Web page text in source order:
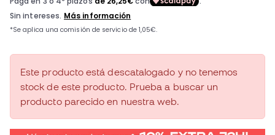
Este producto está descatalogado y no tenemos
stock de este producto. Prueba a buscar un
producto parecido en nuestra web.